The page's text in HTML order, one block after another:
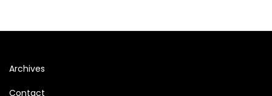
Archives
Contact